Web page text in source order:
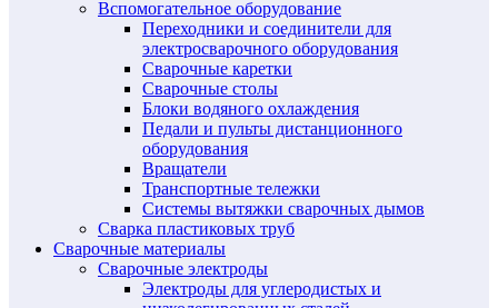
Вспомогательное оборудование
Переходники и соединители для
электросварочного оборудования
Сварочные каретки
Сварочные столы
Блоки водяного охлаждения
Педали и пульты дистанционного
оборудования
Вращатели
Транспортные тележки
Системы вытяжки сварочных дымов
Сварка пластиковых труб
Сварочные материалы
Сварочные электроды
Электроды для углеродистых и